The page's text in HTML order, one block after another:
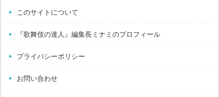
このサイトについて
『歌舞伎の達人』編集長ミナミのプロフィール
プライバシーポリシー
お問い合わせ